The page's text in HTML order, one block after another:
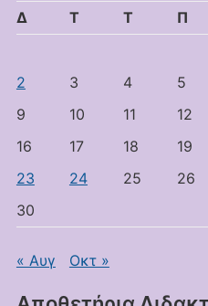
Δ Τ Τ Π
2
3 4 5
9
10 11 12
16
17 18 19
23
24 25 26
30
« Αυγ Οκτ »